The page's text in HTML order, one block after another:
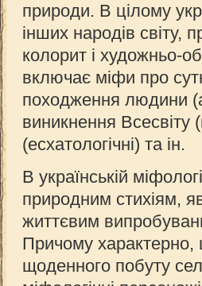
природи. В цілому
інших народів світу,
колорит і художньо-
включає міфи про
походження людини
виникнення Всесвіту
(есхатологічні) та ін.
В українській
природним стихіям,
життєвим
Причому характерно,
щоденного побуту